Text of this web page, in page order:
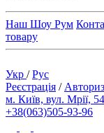
Наш Шоу Рум
товару
Укр /Рус
Реєстрація /
м. Київ, вул. Мрії, 54
+38(063)505-93-96